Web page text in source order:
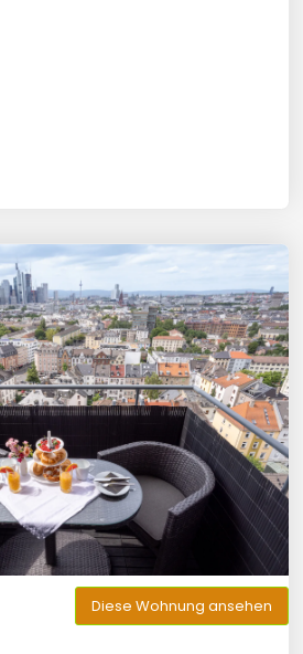
Diese Wohnung ansehen